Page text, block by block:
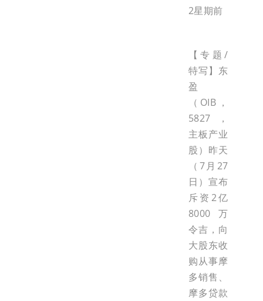
2星期前
【专题/
特写】东
盈
（OIB，
5827，
主板产业
股）昨天
（7月27
日）宣布
斥资2亿
8000万
令吉，向
大股东收
购从事摩
多销售、
摩多贷款